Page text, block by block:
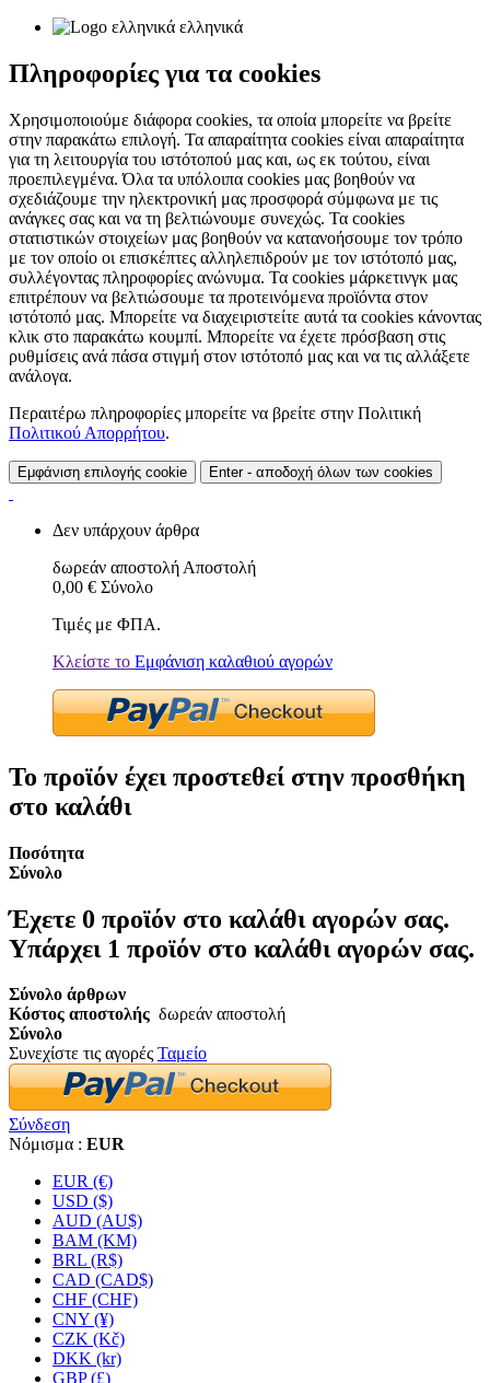
ελληνικά
Πληροφορίες για τα cookies
Χρησιμοποιούμε διάφορα cookies, τα οποία μπορείτε να βρείτε
στην παρακάτω επιλογή. Τα απαραίτητα cookies είναι απαραίτητα
για τη λειτουργία του ιστότοπού μας και, ως εκ τούτου, είναι
προεπιλεγμένα. Όλα τα υπόλοιπα cookies μας βοηθούν να
σχεδιάζουμε την ηλεκτρονική μας προσφορά σύμφωνα με τις
ανάγκες σας και να τη βελτιώνουμε συνεχώς. Τα cookies
στατιστικών στοιχείων μας βοηθούν να κατανοήσουμε τον τρόπο
με τον οποίο οι επισκέπτες αλληλεπιδρούν με τον ιστότοπό μας,
συλλέγοντας πληροφορίες ανώνυμα. Τα cookies μάρκετινγκ μας
επιτρέπουν να βελτιώσουμε τα προτεινόμενα προϊόντα στον
ιστότοπό μας. Μπορείτε να διαχειριστείτε αυτά τα cookies κάνοντας
κλικ στο παρακάτω κουμπί. Μπορείτε να έχετε πρόσβαση στις
ρυθμίσεις ανά πάσα στιγμή στον ιστότοπό μας και να τις αλλάξετε
ανάλογα.
Περαιτέρω πληροφορίες μπορείτε να βρείτε στην Πολιτική
Πολιτικού Απορρήτου.
Εμφάνιση επιλογής cookie Enter - αποδοχή όλων των cookies
Δεν υπάρχουν άρθρα
δωρεάν αποστολή Αποστολή
0,00 € Σύνολο
Τιμές με ΦΠΑ.
Κλείστε το Εμφάνιση καλαθιού αγορών
Το προϊόν έχει προστεθεί στην προσθήκη
στο καλάθι
Ποσότητα
Σύνολο
Έχετε 0 προϊόν στο καλάθι αγορών σας.
Υπάρχει 1 προϊόν στο καλάθι αγορών σας.
Σύνολο άρθρων
Κόστος αποστολής δωρεάν αποστολή
Σύνολο
Συνεχίστε τις αγορές Ταμείο
Σύνδεση
Νόμισμα : EUR
EUR (€)
USD ($)
AUD (AU$)
BAM (KM)
BRL (R$)
CAD (CAD$)
CHF (CHF)
CNY (¥)
CZK (Kč)
DKK (kr)
GBP (£)